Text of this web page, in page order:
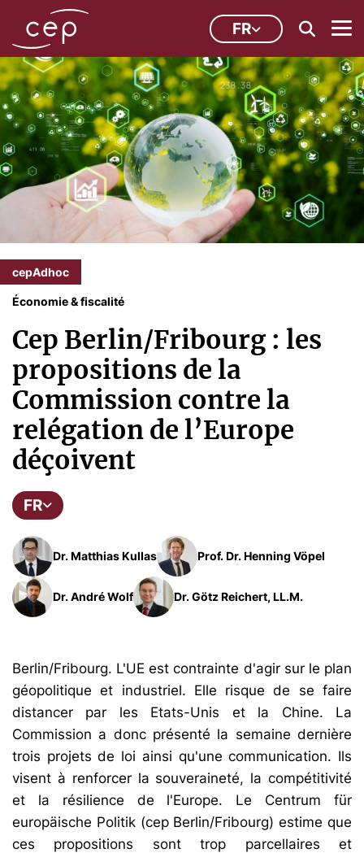
FR
cepAdhoc
Économie & fiscalité
Cep Berlin/Fribourg : les
propositions de la
Commission contre la
relégation de l’Europe
déçoivent
FR
Dr. Matthias Kullas Prof. Dr. Henning Vöpel
Dr. André Wolf Dr. Götz Reichert, LL.M.
Berlin/Fribourg. L'UE est contrainte d'agir sur le plan
géopolitique et industriel. Elle risque de se faire
distancer par les Etats-Unis et la Chine. La
Commission a donc présenté la semaine dernière
trois projets de loi ainsi qu'une communication. Ils
visent à renforcer la souveraineté, la compétitivité
et la résilience de l'Europe. Le Centrum für
europäische Politik (cep Berlin/Fribourg) estime que
ces propositions sont trop parcellaires et